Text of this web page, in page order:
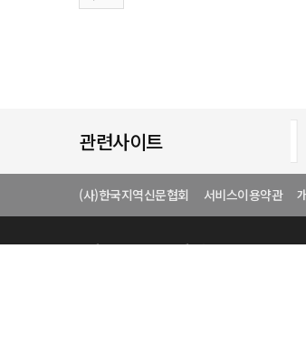
관련사이트
(사)한국지역신문협회 서비스이용약관